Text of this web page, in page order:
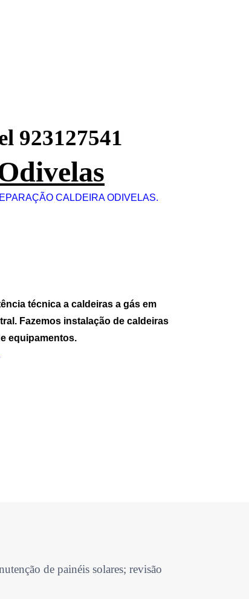
923127541
CALDEIRA ODIVELAS.
técnica a caldeiras a gás em
Fazemos instalação de caldeiras
equipamentos.
de painéis solares; revisão